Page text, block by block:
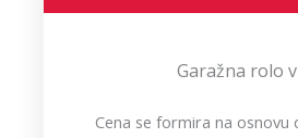
Garažna rolo
Cena se formira na osnovu